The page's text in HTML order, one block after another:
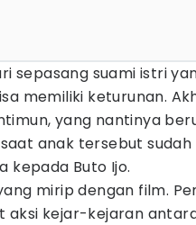
sepasang suami istri
memiliki keturunan.
yang nantinya
anak tersebut sudah
kepada Buto Ijo.
mirip dengan film.
aksi kejar-kejaran